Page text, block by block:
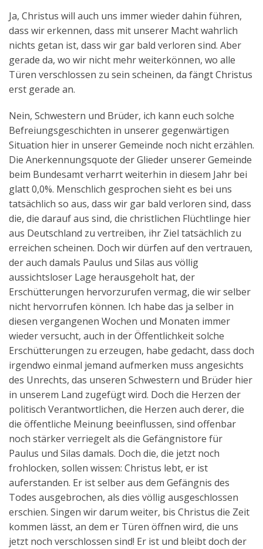
Ja, Christus will auch uns immer wieder dahin führen,
dass wir erkennen, dass mit unserer Macht wahrlich
nichts getan ist, dass wir gar bald verloren sind. Aber
gerade da, wo wir nicht mehr weiterkönnen, wo alle
Türen verschlossen zu sein scheinen, da fängt Christus
erst gerade an.
Nein, Schwestern und Brüder, ich kann euch solche
Befreiungsgeschichten in unserer gegenwärtigen
Situation hier in unserer Gemeinde noch nicht erzählen.
Die Anerkennungsquote der Glieder unserer Gemeinde
beim Bundesamt verharrt weiterhin in diesem Jahr bei
glatt 0,0%. Menschlich gesprochen sieht es bei uns
tatsächlich so aus, dass wir gar bald verloren sind, dass
die, die darauf aus sind, die christlichen Flüchtlinge hier
aus Deutschland zu vertreiben, ihr Ziel tatsächlich zu
erreichen scheinen. Doch wir dürfen auf den vertrauen,
der auch damals Paulus und Silas aus völlig
aussichtsloser Lage herausgeholt hat, der
Erschütterungen hervorzurufen vermag, die wir selber
nicht hervorrufen können. Ich habe das ja selber in
diesen vergangenen Wochen und Monaten immer
wieder versucht, auch in der Öffentlichkeit solche
Erschütterungen zu erzeugen, habe gedacht, dass doch
irgendwo einmal jemand aufmerken muss angesichts
des Unrechts, das unseren Schwestern und Brüder hier
in unserem Land zugefügt wird. Doch die Herzen der
politisch Verantwortlichen, die Herzen auch derer, die
die öffentliche Meinung beeinflussen, sind offenbar
noch stärker verriegelt als die Gefängnistore für
Paulus und Silas damals. Doch die, die jetzt noch
frohlocken, sollen wissen: Christus lebt, er ist
auferstanden. Er ist selber aus dem Gefängnis des
Todes ausgebrochen, als dies völlig ausgeschlossen
erschien. Singen wir darum weiter, bis Christus die Zeit
kommen lässt, an dem er Türen öffnen wird, die uns
jetzt noch verschlossen sind! Er ist und bleibt doch der